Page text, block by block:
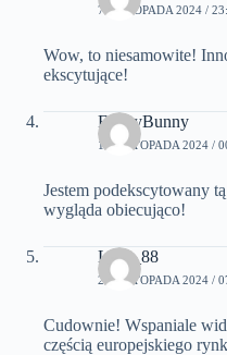
7 LISTOPADA 2024 /
Wow, to niesamowite!
ekscytujące!
FunnyBunny
12 LISTOPADA 2024 /
Jestem podekscytowany
wygląda obiecująco!
Lena_88
21 LISTOPADA 2024 /
Cudownie! Wspaniale
częścią europejskiego